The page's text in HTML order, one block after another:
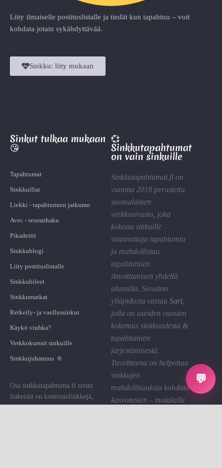
💬
Liity ilmaiselle postituslistalle ja tiedät kun tapahtuu – voit
kohdata jotain sykähdyttävää.
Sinkku: liity mukaan
Sinkut tulkaa mukaan
😘
Tapahtumat
Sinkkuillat
Liekki - tapahtumien jatkumo
Avec - seuranhaku
Pikadeitti
Sinkkublogi
Liity postituslistalle
Sinkkubileet
Sinkkumatkat
Retkeily- ja vaellussinkut
Käykö viuhka?
Verkkokurssit sinkuille
Sinkkujuhannus ®
Osa sinkkutapahtuma.fi sivun
linkeistä on komissiolinkkejä,
💞
Sinkkutapahtumat
on vain sinkuille
Sinkkutapahtumat.fi on
vuonna 2018 perustettu
suomalainen
verkkosivusto, joka
kokoaa sinkuille
suunnattuja tapahtumia
ja mahdollistaa
tapahtumien
ilmoittamisen yhdellä
alustalla. Sivuston
ylläpidosta vastaa Sari,
jolla on useiden vuosien
kokemus sinkkuudesta &
tapahtumien
järjestämisestä.
Tavoitteena on helpottaa
sinkkujen
mahdollisuuksia kohdata
kasvotusten – matalalla